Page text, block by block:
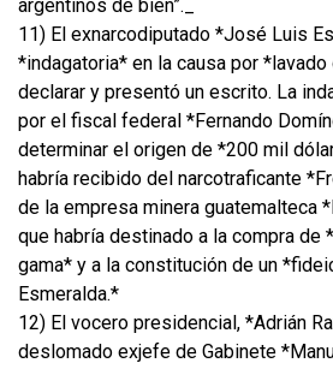
argentinos de bien”._
11) El exnarcodiputado *José Luis
*indagatoria* en la causa por
declarar y presentó un escrito. La
por el fiscal federal *Fernando
determinar el origen de *200 mil
habría recibido del narcotraficante
de la empresa minera guatemalteca
que habría destinado a la compra de
gama* y a la constitución de un
Esmeralda.*
12) El vocero presidencial, *Adrián
deslomado exjefe de Gabinete